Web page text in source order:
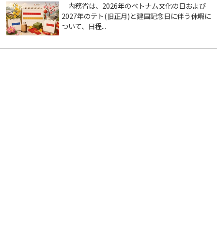
内務省は、2026年のベトナム文化の日および
2027年のテト(旧正月)と建国記念日に伴う休暇に
ついて、日程...